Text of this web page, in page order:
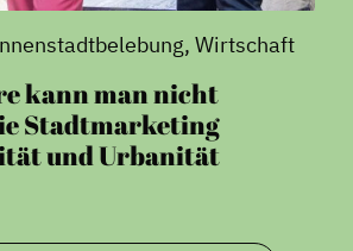
Wirtschaft
kann man nicht
Stadtmarketing
und Urbanität